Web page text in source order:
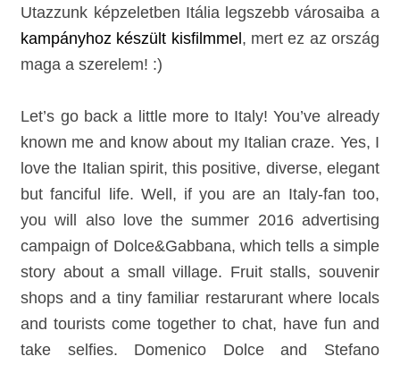
Utazzunk képzeletben Itália legszebb városaiba a
kampányhoz készült kisfilmmel, mert ez az ország
maga a szerelem! :)
Let’s go back a little more to Italy! You’ve already
known me and know about my Italian craze. Yes, I
love the Italian spirit, this positive, diverse, elegant
but fanciful life. Well, if you are an Italy-fan too,
you will also love the summer 2016 advertising
campaign of Dolce&Gabbana, which tells a simple
story about a small village. Fruit stalls, souvenir
shops and a tiny familiar restarurant where locals
and tourists come together to chat, have fun and
take selfies. Domenico Dolce and Stefano